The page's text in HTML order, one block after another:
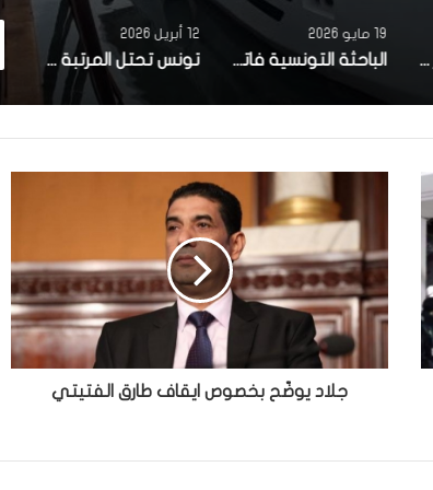
مصحة معهد البصر والشبكية بالبحيرة 1 تقوم باجراء اكثر من 50 عملية جراحية لازالة الماء الابيض مجانا لفائدة عدد من اهالي قفصة
19 مايو 2026
الباحثة التونسية فاتن المولدي تنجح في الحصول على براءة اختراع في الولايات المتحدة الأمريكية، وذلك بعد ابتكارها محركاً هجيناً ثورياً
12 أبريل 2026
تونس تحتل المرتبة الاولى افريقيا من حيث عدد النساء المطورات للبرمجيات
جلاد يوضّح بخصوص ايقاف طارق الفتيتي